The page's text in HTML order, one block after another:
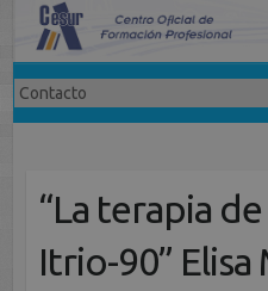
“La terapia
Itrio-90” Elisa